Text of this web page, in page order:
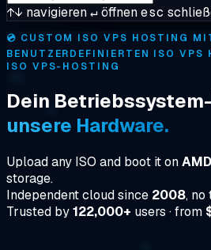
↑↓ navigieren↵öffnenesc
💿 CUSTOM ISO VPS HOSTING
BENUTZERDEFINIERTEN ISO VPS
ISO VPS-HOSTING
Dein
unsere Hardware.
Upload any ISO and boot it on
storage.
Independent cloud since 2008, no
Trusted by122,000+ users · from